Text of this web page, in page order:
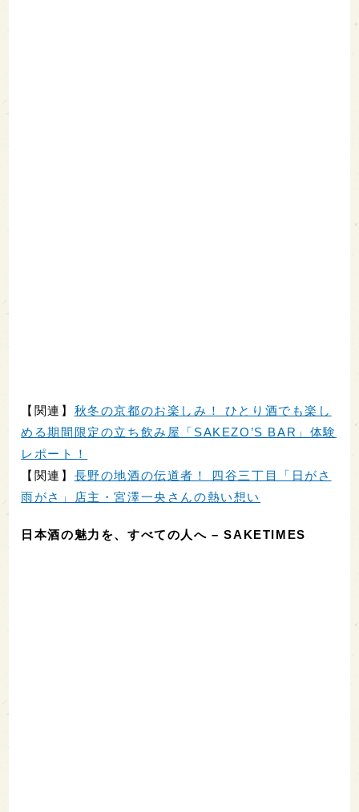
【関連】 秋冬の京都のお楽しみ！ ひとり酒でも楽し
める期間限定の立ち飲み屋「SAKEZO’S BAR」体験
レポート！
【関連】 長野の地酒の伝道者！ 四谷三丁目「日がさ
雨がさ」店主・宮澤一央さんの熱い想い
日本酒の魅力を、すべての人へ – SAKETIMES